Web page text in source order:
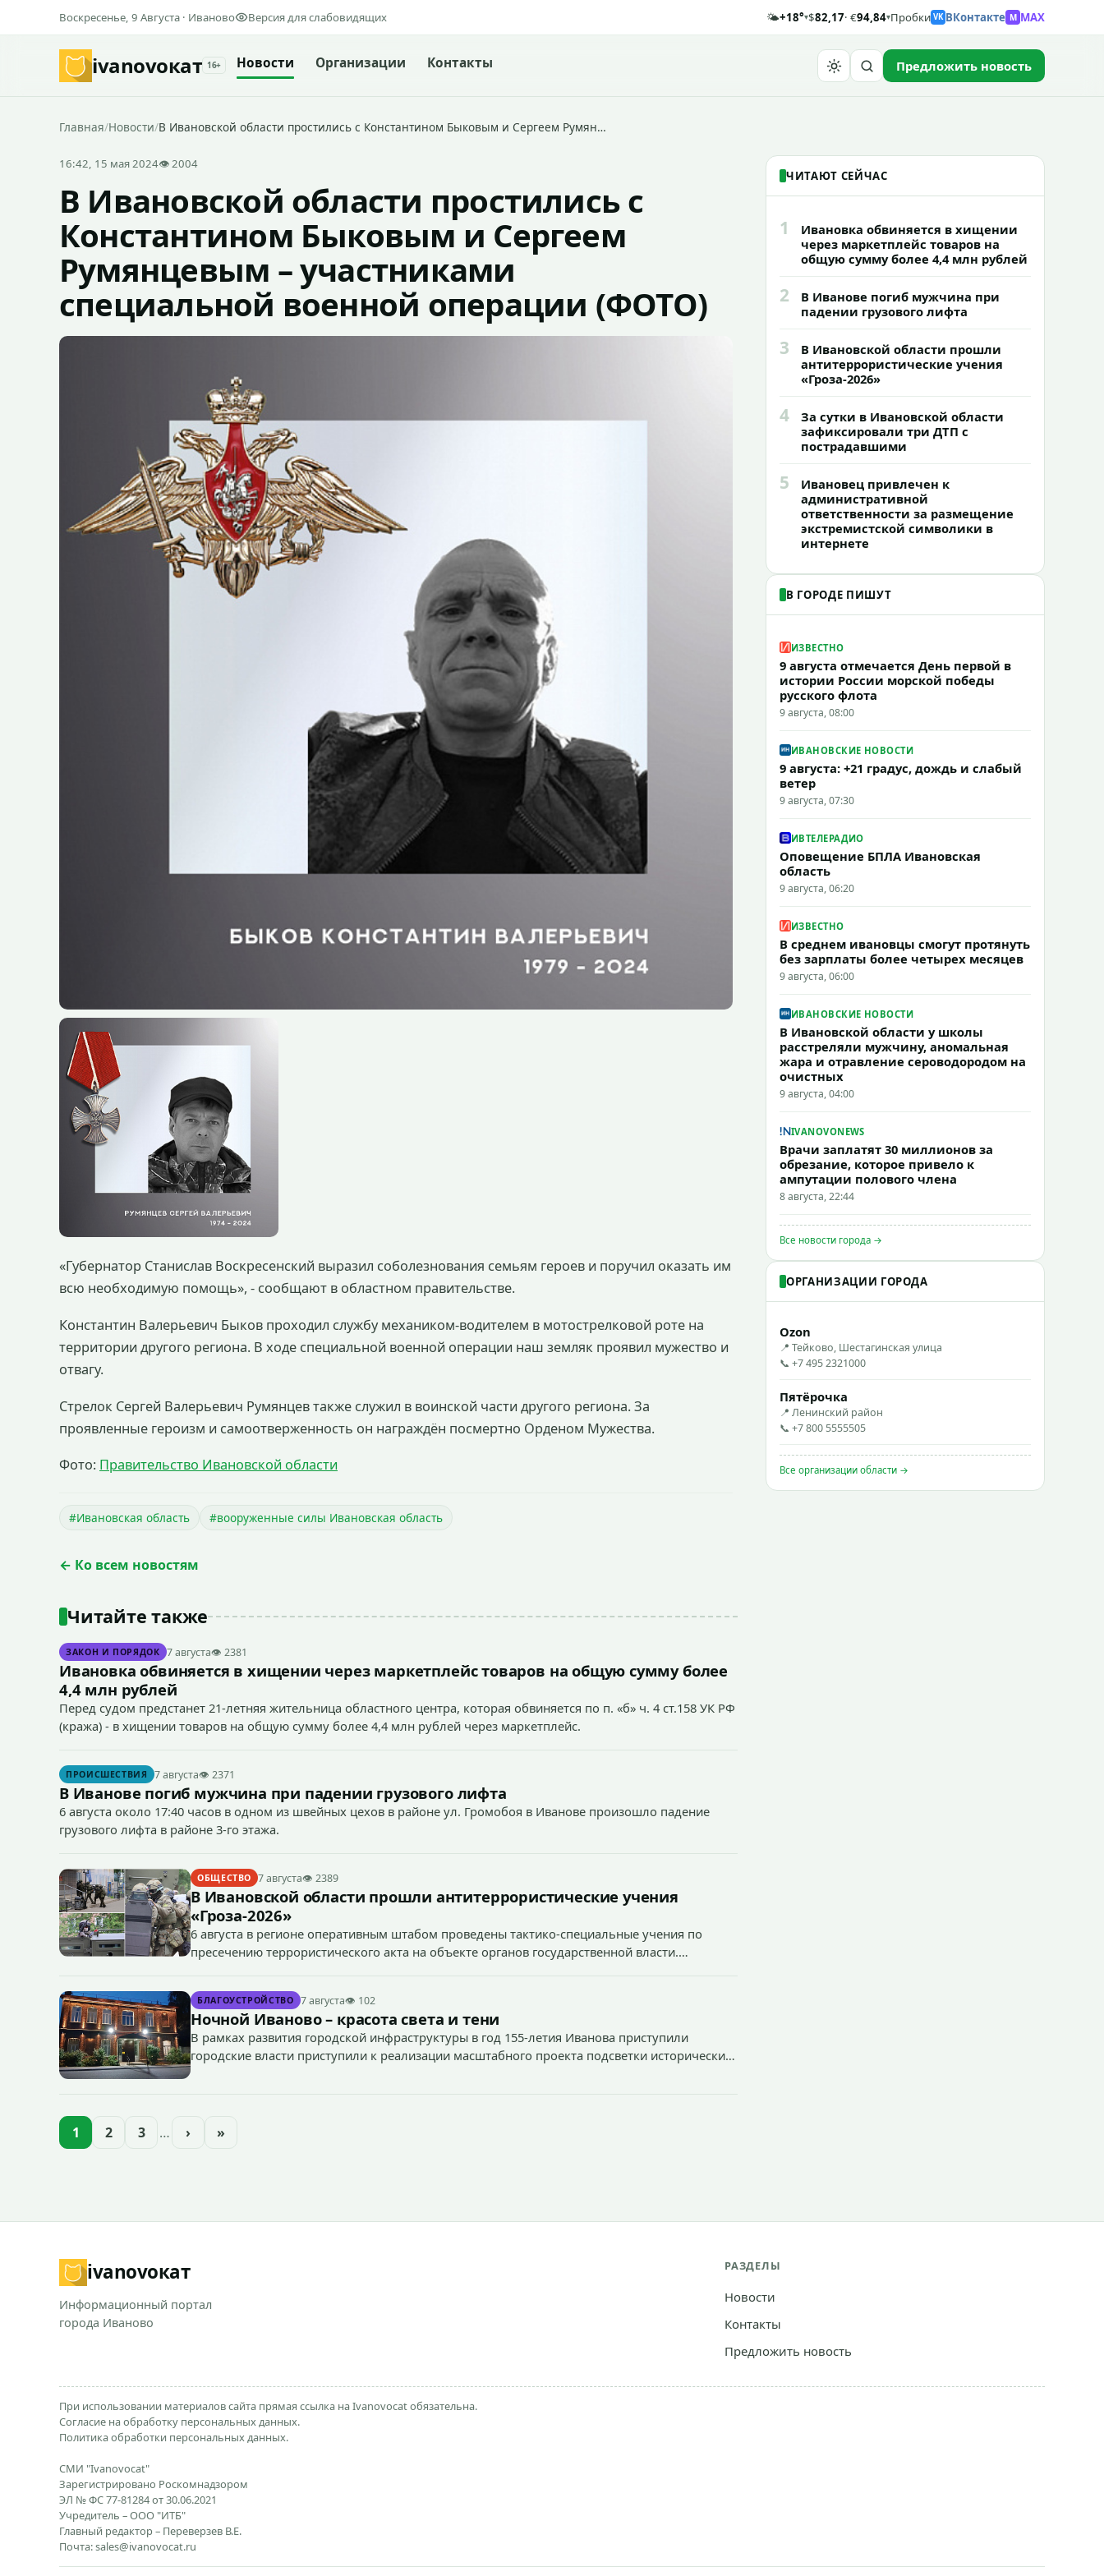
Воскресенье, 9 Августа · Иваново Версия для слабовидящих 🌤️+18°▾$82,17· €94,84▾Пробки VK ВКонтакте M MAX
ivanovoкат 16+ Новости Организации Контакты Предложить новость
Главная/Новости/В Ивановской области простились с Константином Быковым и Сергеем Румян…
16:42, 15 мая 2024👁 2004
В Ивановской области простились с
Константином Быковым и Сергеем
Румянцевым – участниками
специальной военной операции (ФОТО)
«Губернатор Станислав Воскресенский выразил соболезнования семьям героев и поручил оказать им
всю необходимую помощь», - сообщают в областном правительстве.
Константин Валерьевич Быков проходил службу механиком-водителем в мотострелковой роте на
территории другого региона. В ходе специальной военной операции наш земляк проявил мужество и
отвагу.
Стрелок Сергей Валерьевич Румянцев также служил в воинской части другого региона. За
проявленные героизм и самоотверженность он награждён посмертно Орденом Мужества.
Фото: Правительство Ивановской области
#Ивановская область #вооруженные силы Ивановская область
← Ко всем новостям
Читайте также
ЗАКОН И ПОРЯДОК 7 августа👁 2381
Ивановка обвиняется в хищении через маркетплейс товаров на общую сумму более
4,4 млн рублей
Перед судом предстанет 21-летняя жительница областного центра, которая обвиняется по п. «б» ч. 4 ст.158 УК РФ
(кража) - в хищении товаров на общую сумму более 4,4 млн рублей через маркетплейс.
ПРОИСШЕСТВИЯ 7 августа👁 2371
В Иванове погиб мужчина при падении грузового лифта
6 августа около 17:40 часов в одном из швейных цехов в районе ул. Громобоя в Иванове произошло падение
грузового лифта в районе 3-го этажа.
ОБЩЕСТВО 7 августа👁 2389
В Ивановской области прошли антитеррористические учения
«Гроза-2026»
6 августа в регионе оперативным штабом проведены тактико-специальные учения по
пресечению террористического акта на объекте органов государственной власти.
БЛАГОУСТРОЙСТВО 7 августа👁 102
Ночной Иваново – красота света и тени
В рамках развития городской инфраструктуры в год 155-летия Иванова приступили
городские власти приступили к реализации масштабного проекта подсветки исторических
1 2 3 … › »
ЧИТАЮТ СЕЙЧАС
1
Ивановка обвиняется в хищении
через маркетплейс товаров на
общую сумму более 4,4 млн рублей
2
В Иванове погиб мужчина при
падении грузового лифта
3
В Ивановской области прошли
антитеррористические учения
«Гроза-2026»
4
За сутки в Ивановской области
зафиксировали три ДТП с
пострадавшими
5
Ивановец привлечен к
административной
ответственности за размещение
экстремистской символики в
интернете
В ГОРОДЕ ПИШУТ
ИЗВЕСТНО
9 августа отмечается День первой в
истории России морской победы
русского флота
9 августа, 08:00
ИВАНОВСКИЕ НОВОСТИ
9 августа: +21 градус, дождь и слабый
ветер
9 августа, 07:30
ИВТЕЛЕРАДИО
Оповещение БПЛА Ивановская
область
9 августа, 06:20
ИЗВЕСТНО
В среднем ивановцы смогут протянуть
без зарплаты более четырех месяцев
9 августа, 06:00
ИВАНОВСКИЕ НОВОСТИ
В Ивановской области у школы
расстреляли мужчину, аномальная
жара и отравление сероводородом на
очистных
9 августа, 04:00
IVANOVONEWS
Врачи заплатят 30 миллионов за
обрезание, которое привело к
ампутации полового члена
8 августа, 22:44
Все новости города →
ОРГАНИЗАЦИИ ГОРОДА
Ozon
📍 Тейково, Шестагинская улица
📞 +7 495 2321000
Пятёрочка
📍 Ленинский район
📞 +7 800 5555505
Все организации области →
ivanovoкат
Информационный портал
города Иваново
РАЗДЕЛЫ
Новости
Контакты
Предложить новость
При использовании материалов сайта прямая ссылка на Ivanovocat обязательна.
Согласие на обработку персональных данных.
Политика обработки персональных данных.
СМИ "Ivanovocat"
Зарегистрировано Роскомнадзором
ЭЛ № ФС 77-81284 от 30.06.2021
Учредитель – ООО "ИТБ"
Главный редактор – Переверзев В.Е.
Почта:sales@ivanovocat.ru